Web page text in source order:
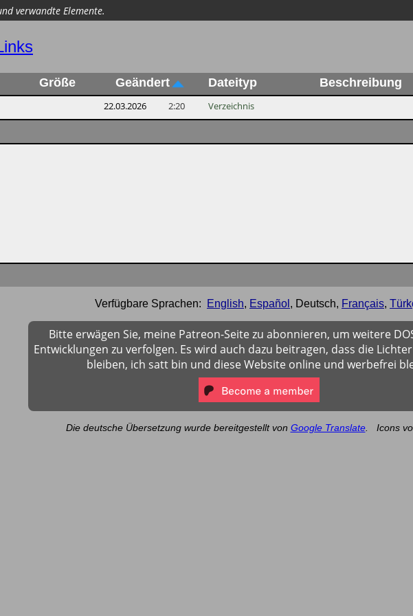
verwandte Elemente.
Größe Geändert Dateityp Beschreibung
22.03.2026 2:20 Verzeichnis
Verfügbare Sprachen: English, Español , Deutsch, Français,
Bitte erwägen Sie, meine Patreon-Seite zu abonnieren, um weitere
Entwicklungen zu verfolgen. Es wird auch dazu beitragen, dass die
bleiben, ich satt bin und diese Website online und werbefrei
Die deutsche Übersetzung wurde bereitgestellt von Google Translate. Icons